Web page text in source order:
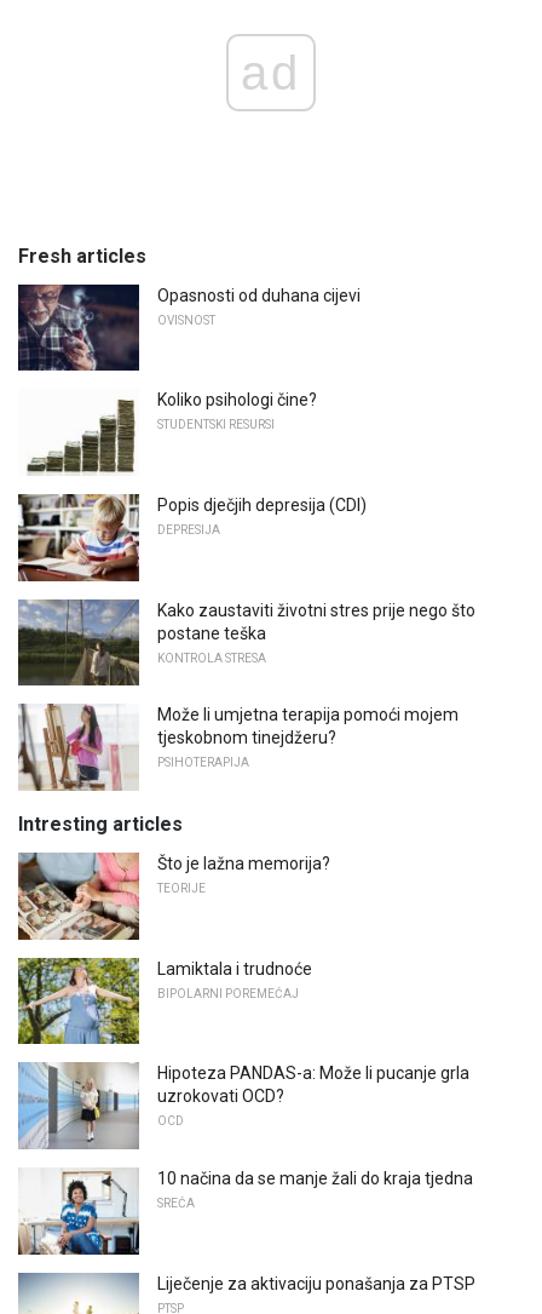
ad
Fresh articles
Opasnosti od duhana cijevi
OVISNOST
Koliko psihologi čine?
STUDENTSKI RESURSI
Popis dječjih depresija (CDI)
DEPRESIJA
Kako zaustaviti životni stres prije nego što
postane teška
KONTROLA STRESA
Može li umjetna terapija pomoći mojem
tjeskobnom tinejdžeru?
PSIHOTERAPIJA
Intresting articles
Što je lažna memorija?
TEORIJE
Lamiktala i trudnoće
BIPOLARNI POREMEĆAJ
Hipoteza PANDAS-a: Može li pucanje grla
uzrokovati OCD?
OCD
10 načina da se manje žali do kraja tjedna
SREĆA
Liječenje za aktivaciju ponašanja za PTSP
PTSP